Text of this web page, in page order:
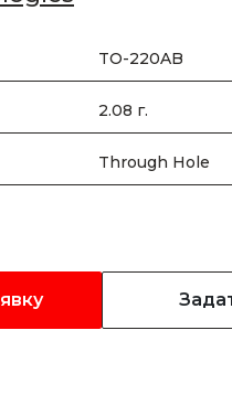
TO-220AB
2.08 г.
Through Hole